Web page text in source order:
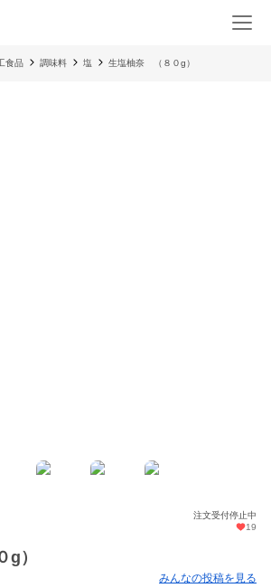
食品 調味料 塩 生塩柚奈 （８０g）
注文受付停止中
19
）
みんなの投稿を見る